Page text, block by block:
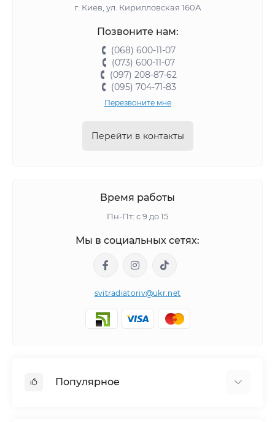
г. Киев, ул. Кирилловская 160А
Позвоните нам:
(068) 600-11-07
(073) 600-11-07
(097) 208-87-62
(095) 704-71-83
Перезвоните мне
Перейти в контакты
Время работы
Пн-Пт: с 9 до 15
Мы в социальных сетях:
svitradiatoriv@ukr.net
Популярное